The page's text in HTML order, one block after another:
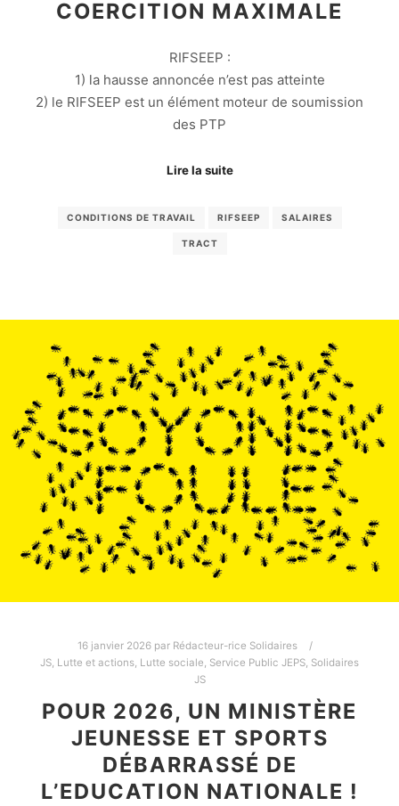
COERCITION MAXIMALE
RIFSEEP :
1) la hausse annoncée n’est pas atteinte
2) le RIFSEEP est un élément moteur de soumission
des PTP
Lire la suite
CONDITIONS DE TRAVAIL RIFSEEP SALAIRES
TRACT
16 janvier 2026 par Rédacteur-rice Solidaires
JS Lutte et actions Lutte sociale Service Public JEPS Solidaires
JS
POUR 2026, UN MINISTÈRE
JEUNESSE ET SPORTS
DÉBARRASSÉ DE
L’EDUCATION NATIONALE !